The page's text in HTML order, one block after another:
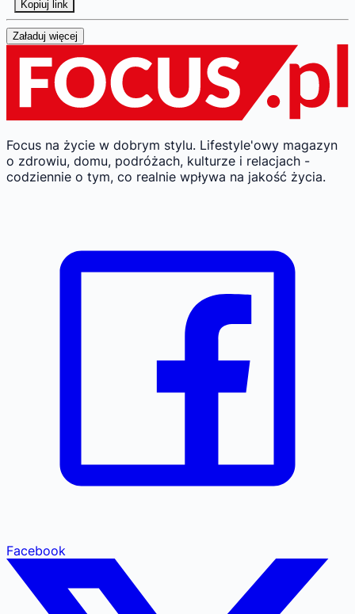
Kopiuj link
Załaduj więcej
Focus na życie w dobrym stylu. Lifestyle'owy magazyn
o zdrowiu, domu, podróżach, kulturze i relacjach -
codziennie o tym, co realnie wpływa na jakość życia.
Facebook